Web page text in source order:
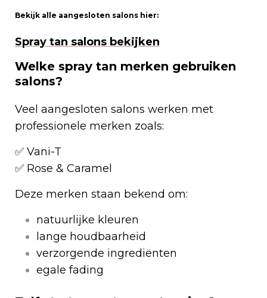
Bekijk alle aangesloten salons hier:
Spray tan salons bekijken
Welke spray tan merken gebruiken
salons?
Veel aangesloten salons werken met
professionele merken zoals:
✅ Vani-T
✅ Rose & Caramel
Deze merken staan bekend om:
natuurlijke kleuren
lange houdbaarheid
verzorgende ingrediënten
egale fading